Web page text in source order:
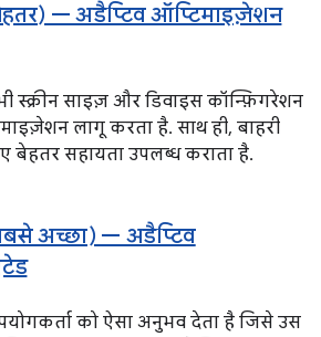
— अडैप्टिव ऑप्टिमाइज़ेशन
साइज़ और डिवाइस कॉन्फ़िगरेशन
लागू करता है. साथ ही, बाहरी
बेहतर सहायता उपलब्ध कराता है.
अच्छा) — अडैप्टिव
को ऐसा अनुभव देता है जिसे उस